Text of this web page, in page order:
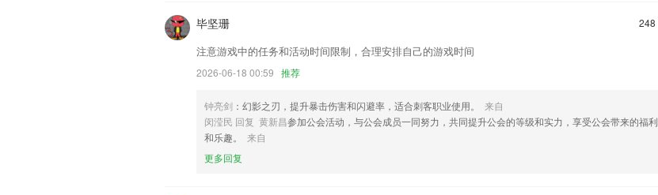
增加了翻译的语种种类
更新应用图标及启动界面
更好的用户体验！
新增【儿童去妆】功能
开发商：四川驹马企业管理有限公司
以上就是开元棋牌视频软件的介绍，如果您喜欢这款软件，您可以到应用商店进行打分评论，说出您的使用经
248
毕坚珊
注意游戏中的任务和活动时间限制，合理安排自己的游戏时间
2026-06-18 00:59 推荐
钟亮剑 ：幻影之刃，提升暴击伤害和闪避率，适合刺客职业使用。
来自
闵滢民 回复 黄新昌参加公会活动，与公会成员一同努力，共同提升公会的等级和实力，享受公会带来的福利
和乐趣。
来自
更多回复